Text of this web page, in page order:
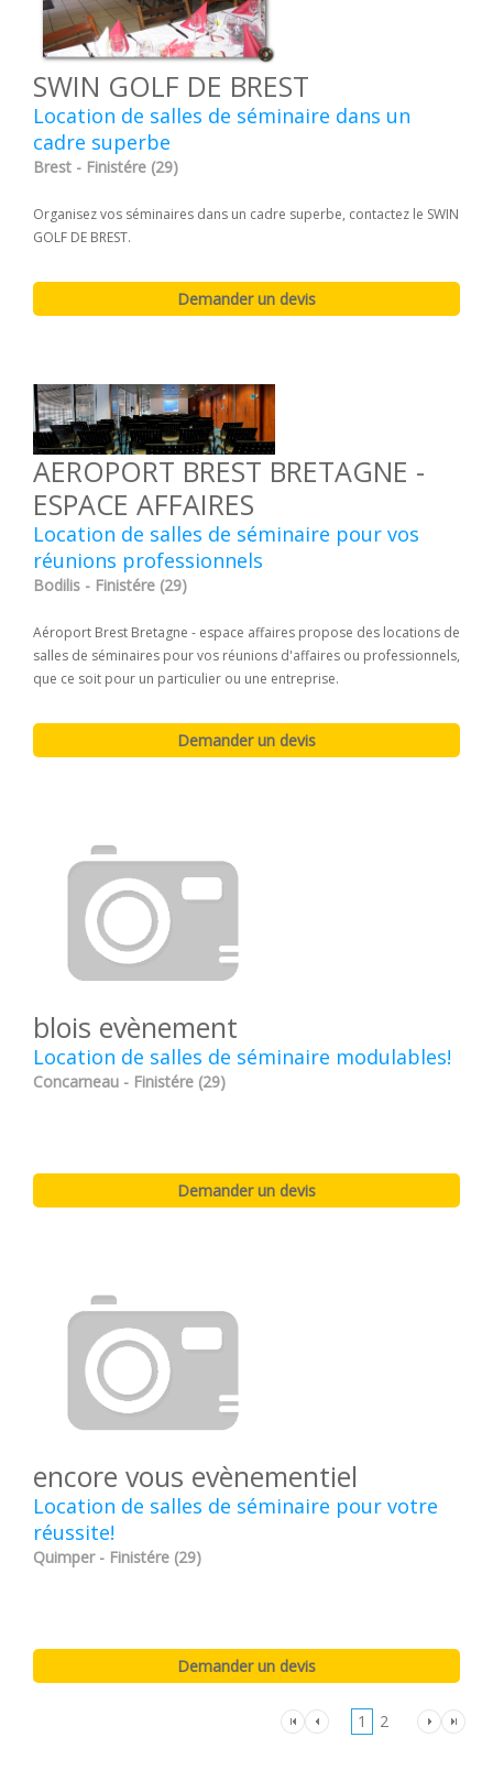
SWIN GOLF DE BREST
Location de salles de séminaire dans un
cadre superbe
Brest - Finistére (29)
Organisez vos séminaires dans un cadre superbe, contactez le SWIN
GOLF DE BREST.
AEROPORT BREST BRETAGNE -
ESPACE AFFAIRES
Location de salles de séminaire pour vos
réunions professionnels
Bodilis - Finistére (29)
Aéroport Brest Bretagne - espace affaires propose des locations de
salles de séminaires pour vos réunions d'affaires ou professionnels,
que ce soit pour un particulier ou une entreprise.
blois evènement
Location de salles de séminaire modulables!
Concarneau - Finistére (29)
encore vous evènementiel
Location de salles de séminaire pour votre
réussite!
Quimper - Finistére (29)
1 2